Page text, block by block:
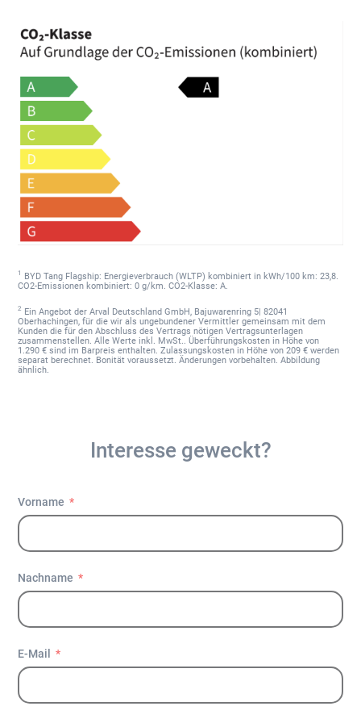
1 BYD Tang Flagship: Energieverbrauch (WLTP) kombiniert in kWh/100 km: 23,8.
CO2-Emissionen kombiniert: 0 g/km. CO2-Klasse: A.
2 Ein Angebot der Arval Deutschland GmbH, Bajuwarenring 5| 82041
Oberhachingen, für die wir als ungebundener Vermittler gemeinsam mit dem
Kunden die für den Abschluss des Vertrags nötigen Vertragsunterlagen
zusammenstellen. Alle Werte inkl. MwSt.. Überführungskosten in Höhe von
1.290 € sind im Barpreis enthalten. Zulassungskosten in Höhe von 209 € werden
separat berechnet. Bonität voraussetzt. Änderungen vorbehalten. Abbildung
ähnlich.
Interesse geweckt?
Vorname
Nachname
E-Mail